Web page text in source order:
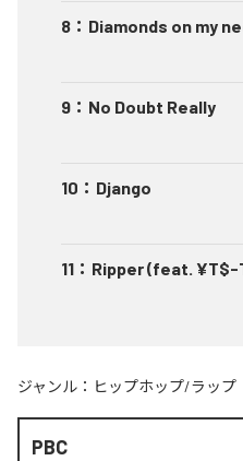
8 ： Diamonds on my
9 ： No Doubt Really
10 ： Django
11 ： Ripper (feat. ¥T$-
ジャンル： ヒップホップ/ラップ
PBC